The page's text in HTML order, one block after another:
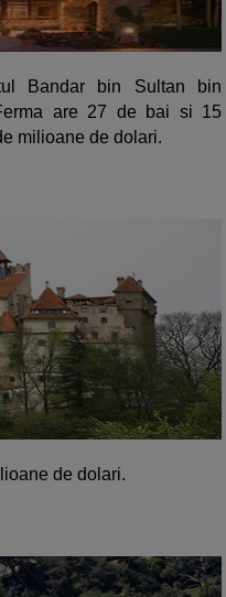
Bandar bin Sultan bin
are 27 de bai si 15
milioane de dolari.
de dolari.